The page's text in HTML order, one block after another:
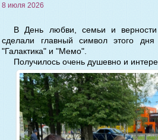
8 июля 2026
В День любви, семьи и
сделали главный символ этого
"Галактика" и "Мемо".
Получилось очень душевно и